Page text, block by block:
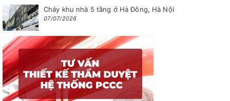
Cháy khu nhà 5 tầng ở Hà Đông, Hà Nội
07/07/2026